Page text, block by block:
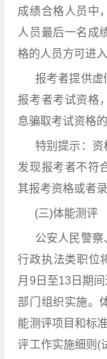
成绩合格人员中
人员最后一名成
格的人员方可进
报考者提供虚
报考者考试资格
息骗取考试资格
特别提示：资
发现报考者不符
其报考资格或者录
(三)体能测评
公安人民警察
行政执法类职位
月9日至13日期
部门组织实施。
能测评项目和标
评工作实施细则(